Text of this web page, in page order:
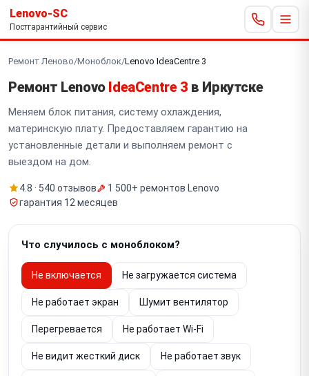
Lenovo-SC
Постгарантийный сервис
Ремонт Леново/Моноблок/Lenovo IdeaCentre 3
Ремонт Lenovo IdeaCentre 3 в Иркутске
Меняем блок питания, систему охлаждения,
материнскую плату. Предоставляем гарантию на
установленные детали и выполняем ремонт с
выездом на дом.
4.8 · 540 отзывов
1 500+ ремонтов Lenovo
гарантия 12 месяцев
Что случилось с моноблоком?
Не включается Не загружается система
Не работает экран Шумит вентилятор
Перегревается Не работает Wi-Fi
Не видит жесткий диск Не работает звук